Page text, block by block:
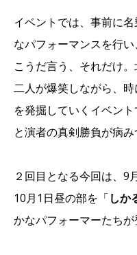
イベントでは、事前に
なパフォーマンスを行
こうだ言う、それだけ
二人が爆笑しながら、
を発掘していくイベン
と演者の真剣勝負が病み
２回目となる今回は、9
10月1日昼の部を「しか
かなパフォーマーたちが